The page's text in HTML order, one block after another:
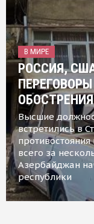
В МИРЕ
РОССИЯ,
Высшие
встретились в
всего за
Азербайджан
республики